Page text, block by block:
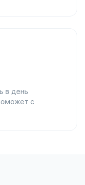
в день
с